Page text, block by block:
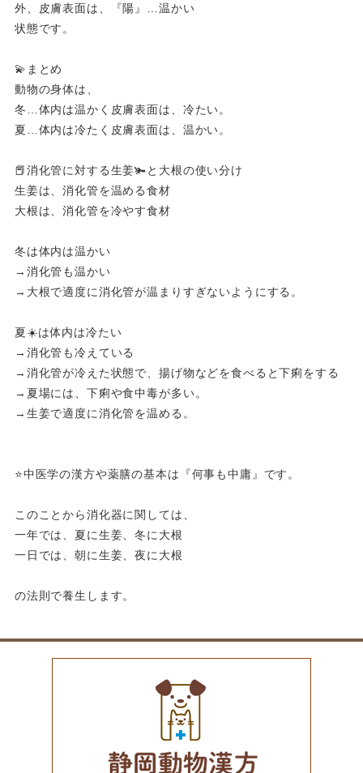
外、皮膚表面は、『陽』…温かい
状態です。
💫まとめ
動物の身体は、
冬…体内は温かく皮膚表面は、冷たい。
夏…体内は冷たく皮膚表面は、温かい。
📕消化管に対する生姜🫚と大根の使い分け
生姜は、消化管を温める食材
大根は、消化管を冷やす食材
冬は体内は温かい
→消化管も温かい
→大根で適度に消化管が温まりすぎないようにする。
夏☀️は体内は冷たい
→消化管も冷えている
→消化管が冷えた状態で、揚げ物などを食べると下痢をする
→夏場には、下痢や食中毒が多い。
→生姜で適度に消化管を温める。
⭐️中医学の漢方や薬膳の基本は『何事も中庸』です。
このことから消化器に関しては、
一年では、夏に生姜、冬に大根
一日では、朝に生姜、夜に大根
の法則で養生します。